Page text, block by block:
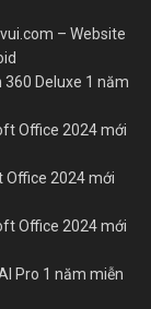
– Website
360 Deluxe 1 năm
Office 2024 mới
Office 2024 mới
Office 2024 mới
Pro 1 năm miễn